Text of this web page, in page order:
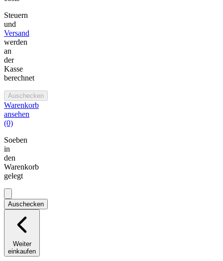
Steuern
und
Versand
werden
an
der
Kasse
berechnet
Auschecken
Warenkorb
ansehen
(0)
Soeben
in
den
Warenkorb
gelegt
Auschecken
Weiter
einkaufen